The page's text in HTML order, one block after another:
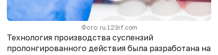
Фото: ru.123rf.com
Технология производства суспензий
пролонгированного действия была разработана на